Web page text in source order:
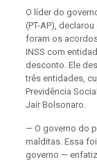
O líder do
(PT-AP),
foram os
INSS com
desconto. Ele
três entidades,
Previdência
Jair Bolsonaro.
— O governo do
malditas. Essa
governo —